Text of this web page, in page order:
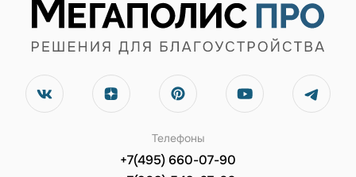
Телефоны
+7(495) 660-07-90